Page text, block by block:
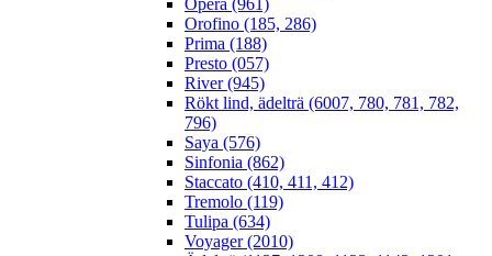
Opera (961)
Orofino (185, 286)
Prima (188)
Presto (057)
River (945)
Rökt lind, ädelträ (6007, 780, 781, 782,
796)
Saya (576)
Sinfonia (862)
Staccato (410, 411, 412)
Tremolo (119)
Tulipa (634)
Voyager (2010)